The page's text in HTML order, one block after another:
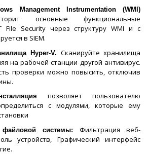
Management Instrumentation (WMI)
основные функциональные
File Security через структуру WMI и с
в SIEM.
Hyper-V. Сканируйте хранилища
на рабочей станции другой антивирус.
проверки можно повысить, отключив
позволяет пользователю
с модулями, которые ему
системы:
Фильтрация веб-
устройств, Графический интерфейс